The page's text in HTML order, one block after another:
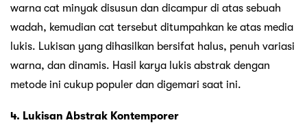
warna cat minyak disusun dan dicampur di atas sebuah
wadah, kemudian cat tersebut ditumpahkan ke atas media
lukis. Lukisan yang dihasilkan bersifat halus, penuh variasi
warna, dan dinamis. Hasil karya lukis abstrak dengan
metode ini cukup populer dan digemari saat ini.
4. Lukisan Abstrak Kontemporer